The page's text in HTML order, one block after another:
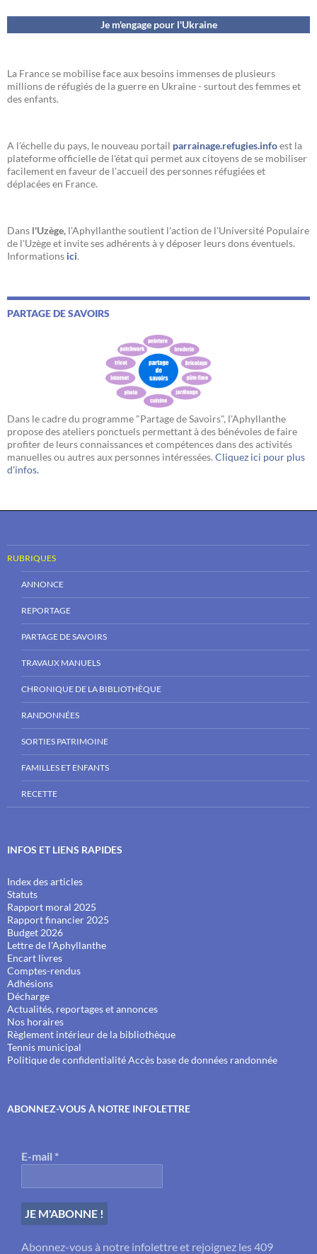
Je m'engage pour l'Ukraine
La France se mobilise face aux besoins immenses de plusieurs
millions de réfugiés de la guerre en Ukraine - surtout des femmes et
des enfants.
A l’échelle du pays, le nouveau portail parrainage.refugies.infoest la
plateforme officielle de l'état qui permet aux citoyens de se mobiliser
facilement en faveur de l'accueil des personnes réfugiées et
déplacées en France.
Dans l'Uzège, l'Aphyllanthe soutient l'action de l'Université Populaire
de l'Uzège et invite ses adhérents à y déposer leurs dons éventuels.
Informations ici.
PARTAGE DE SAVOIRS
Dans le cadre du programme "Partage de Savoirs", l'Aphyllanthe
propose des ateliers ponctuels permettant à des bénévoles de faire
profiter de leurs connaissances et compétences dans des activités
manuelles ou autres aux personnes intéressées. Cliquez ici pour plus
d'infos.
RUBRIQUES
ANNONCE
REPORTAGE
PARTAGE DE SAVOIRS
TRAVAUX MANUELS
CHRONIQUE DE LA BIBLIOTHÈQUE
RANDONNÉES
SORTIES PATRIMOINE
FAMILLES ET ENFANTS
RECETTE
INFOS ET LIENS RAPIDES
Index des articles
Statuts
Rapport moral 2025
Rapport financier 2025
Budget 2026
Lettre de l'Aphyllanthe
Encart livres
Comptes-rendus
Adhésions
Décharge
Actualités, reportages et annonces
Nos horaires
Règlement intérieur de la bibliothèque
Tennis municipal
Politique de confidentialitéAccès base de données randonnée
ABONNEZ-VOUS À NOTRE INFOLETTRE
E-mail *
Abonnez-vous à notre infolettre et rejoignez les 409